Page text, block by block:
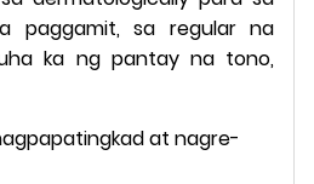
paggamit, sa regular na
ka ng pantay na tono,
at nagre-